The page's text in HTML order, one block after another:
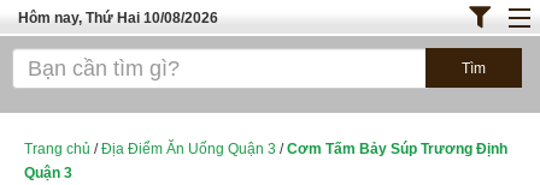
Hôm nay, Thứ Hai 10/08/2026
Trang chủ
Bánh - Đồ Ăn Vặt
Trang chủ /Địa Điểm Ăn Uống Quận 3 /Cơm Tấm Bảy Súp Trương Định
Quận 3